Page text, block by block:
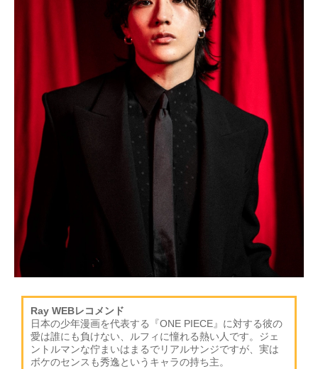
Ray WEBレコメンド
日本の少年漫画を代表する『ONE PIECE』に対する彼の
愛は誰にも負けない、ルフィに憧れる熱い人です。ジェ
ントルマンな佇まいはまるでリアルサンジですが、実は
ボケのセンスも秀逸というキャラの持ち主。